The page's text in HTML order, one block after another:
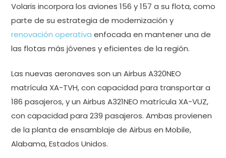
Volaris incorpora los aviones 156 y 157 a su flota, como
parte de su estrategia de modernización y
renovación operativa enfocada en mantener una de
las flotas más jóvenes y eficientes de la región.
Las nuevas aeronaves son un Airbus A320NEO
matrícula XA-TVH, con capacidad para transportar a
186 pasajeros, y un Airbus A321NEO matrícula XA-VUZ,
con capacidad para 239 pasajeros. Ambas provienen
de la planta de ensamblaje de Airbus en Mobile,
Alabama, Estados Unidos.